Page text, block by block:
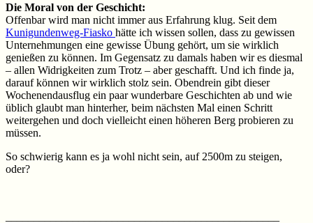
Die Moral von der Geschicht:
Offenbar wird man nicht immer aus Erfahrung klug. Seit dem
Kunigundenweg-Fiasko hätte ich wissen sollen, dass zu gewissen
Unternehmungen eine gewisse Übung gehört, um sie wirklich
genießen zu können. Im Gegensatz zu damals haben wir es diesmal
– allen Widrigkeiten zum Trotz – aber geschafft. Und ich finde ja,
darauf können wir wirklich stolz sein. Obendrein gibt dieser
Wochenendausflug ein paar wunderbare Geschichten ab und wie
üblich glaubt man hinterher, beim nächsten Mal einen Schritt
weitergehen und doch vielleicht einen höheren Berg probieren zu
müssen.
So schwierig kann es ja wohl nicht sein, auf 2500m zu steigen,
oder?